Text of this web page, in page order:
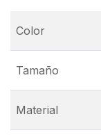
Color
Tamaño
Material